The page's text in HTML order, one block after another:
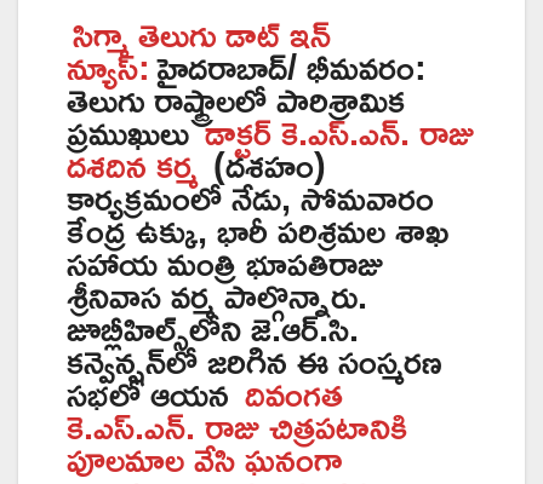
సిగ్మా తెలుగు డాట్ ఇన్
న్యూస్:హైదరాబాద్/ భీమవరం:
తెలుగు రాష్ట్రాలలో పారిశ్రామిక
ప్రముఖులుడాక్టర్ కె.ఎస్.ఎన్. రాజు
దశదిన కర్మ(దశహం)
కార్యక్రమంలో నేడు, సోమవారం
కేంద్ర ఉక్కు, భారీ పరిశ్రమల శాఖ
సహాయ మంత్రి భూపతిరాజు
శ్రీనివాస వర్మ పాల్గొన్నారు.
జూబ్లీహిల్స్‌లోని జె.ఆర్.సి.
కన్వెన్షన్‌లో జరిగిన ఈ సంస్మరణ
సభలో ఆయనదివంగత
కె.ఎస్.ఎన్. రాజు చిత్రపటానికి
పూలమాల వేసి ఘనంగా